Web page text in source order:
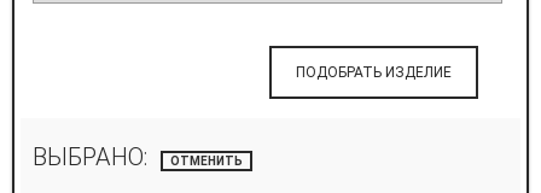
ПОДОБРАТЬ ИЗДЕЛИЕ
ВЫБРАНО: ОТМЕНИТЬ